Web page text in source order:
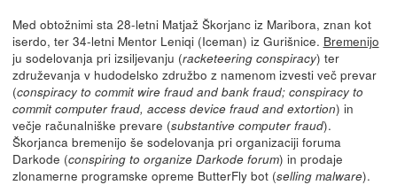
Med obtožnimi sta 28-letni Matjaž Škorjanc iz Maribora, znan kot
iserdo, ter 34-letni Mentor Leniqi (Iceman) iz Gurišnice. Bremenijo
ju sodelovanja pri izsiljevanju (racketeering conspiracy) ter
združevanja v hudodelsko združbo z namenom izvesti več prevar
(conspiracy to commit wire fraud and bank fraud; conspiracy to
commit computer fraud, access device fraud and extortion) in
večje računalniške prevare (substantive computer fraud).
Škorjanca bremenijo še sodelovanja pri organizaciji foruma
Darkode (conspiring to organize Darkode forum) in prodaje
zlonamerne programske opreme ButterFly bot (selling malware).